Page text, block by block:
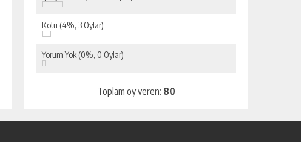
Kötü (4%, 3 Oylar)
Yorum Yok (0%, 0 Oylar)
Toplam oy veren: 80